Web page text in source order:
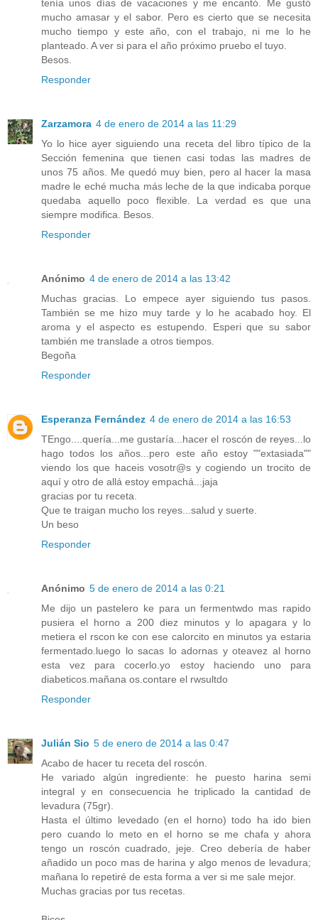
tenía unos días de vacaciones y me encantó. Me gustó
mucho amasar y el sabor. Pero es cierto que se necesita
mucho tiempo y este año, con el trabajo, ni me lo he
planteado. A ver si para el año próximo pruebo el tuyo.
Besos.
Responder
Zarzamora 4 de enero de 2014 a las 11:29
Yo lo hice ayer siguiendo una receta del libro típico de la
Sección femenina que tienen casi todas las madres de
unos 75 años. Me quedó muy bien, pero al hacer la masa
madre le eché mucha más leche de la que indicaba porque
quedaba aquello poco flexible. La verdad es que una
siempre modifica. Besos.
Responder
Anónimo 4 de enero de 2014 a las 13:42
Muchas gracias. Lo empece ayer siguiendo tus pasos.
También se me hizo muy tarde y lo he acabado hoy. El
aroma y el aspecto es estupendo. Esperi que su sabor
también me translade a otros tiempos.
Begoña
Responder
Esperanza Fernández 4 de enero de 2014 a las 16:53
TEngo....quería...me gustaría...hacer el roscón de reyes...lo
hago todos los años...pero este año estoy ""extasiada""
viendo los que haceis vosotr@s y cogiendo un trocito de
aquí y otro de allá estoy empachá...jaja
gracias por tu receta.
Que te traigan mucho los reyes...salud y suerte.
Un beso
Responder
Anónimo 5 de enero de 2014 a las 0:21
Me dijo un pastelero ke para un fermentwdo mas rapido
pusiera el horno a 200 diez minutos y lo apagara y lo
metiera el rscon ke con ese calorcito en minutos ya estaria
fermentado.luego lo sacas lo adornas y oteavez al horno
esta vez para cocerlo.yo estoy haciendo uno para
diabeticos.mañana os.contare el rwsultdo
Responder
Julián Sio 5 de enero de 2014 a las 0:47
Acabo de hacer tu receta del roscón.
He variado algún ingrediente: he puesto harina semi
integral y en consecuencia he triplicado la cantidad de
levadura (75gr).
Hasta el último levedado (en el horno) todo ha ido bien
pero cuando lo meto en el horno se me chafa y ahora
tengo un roscón cuadrado, jeje. Creo debería de haber
añadido un poco mas de harina y algo menos de levadura;
mañana lo repetiré de esta forma a ver si me sale mejor.
Muchas gracias por tus recetas.